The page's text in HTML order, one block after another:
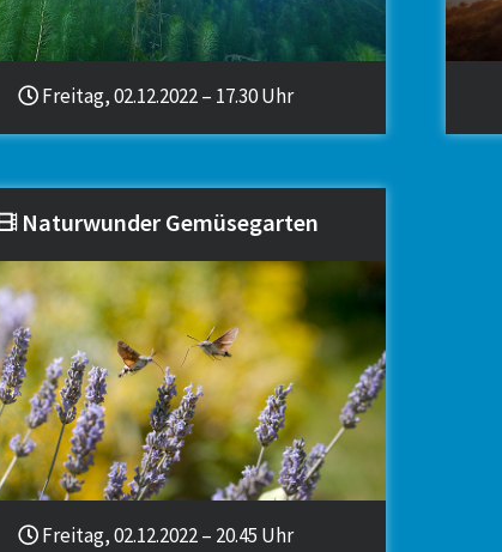
Freitag, 02.12.2022 – 17.30 Uhr
Naturwunder Gemüsegarten
Freitag, 02.12.2022 – 20.45 Uhr